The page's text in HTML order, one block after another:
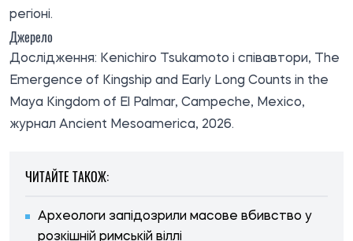
регіоні.
Джерело
Дослідження: Kenichiro Tsukamoto і співавтори, The
Emergence of Kingship and Early Long Counts in the
Maya Kingdom of El Palmar, Campeche, Mexico,
журнал Ancient Mesoamerica, 2026.
ЧИТАЙТЕ ТАКОЖ:
Археологи запідозрили масове вбивство у
розкішній римській віллі